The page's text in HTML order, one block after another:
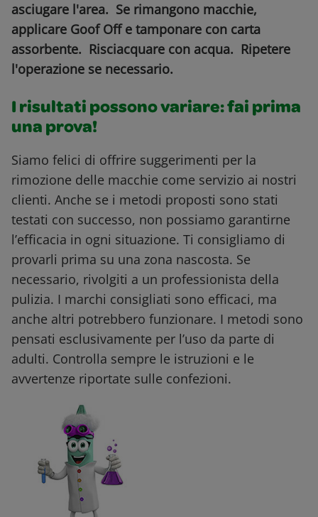
asciugare l'area. Se rimangono macchie,
applicare Goof Off e tamponare con carta
assorbente. Risciacquare con acqua. Ripetere
l'operazione se necessario.
I risultati possono variare: fai prima
una prova!
Siamo felici di offrire suggerimenti per la
rimozione delle macchie come servizio ai nostri
clienti. Anche se i metodi proposti sono stati
testati con successo, non possiamo garantirne
l’efficacia in ogni situazione. Ti consigliamo di
provarli prima su una zona nascosta. Se
necessario, rivolgiti a un professionista della
pulizia. I marchi consigliati sono efficaci, ma
anche altri potrebbero funzionare. I metodi sono
pensati esclusivamente per l’uso da parte di
adulti. Controlla sempre le istruzioni e le
avvertenze riportate sulle confezioni.